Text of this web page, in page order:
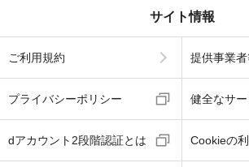
サイト情報
ご利用規約 提供事業
プライバシーポリシー 健全なサ
dアカウント2段階認証とは Cookieの